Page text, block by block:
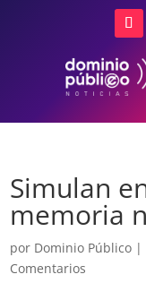
Simulan
memoria
por Dominio Público |
Comentarios